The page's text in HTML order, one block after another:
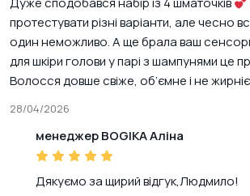
протестувати різні варіанти, але чесно
один неможливо. А ще брала ваш
для шкіри голови у парі з шампунями це
Волосся довше свіже, об’ємне і не жирніє
28/04/2026
менеджер BOGIKA Аліна
Дякуємо за щирий відгук,Людмило!